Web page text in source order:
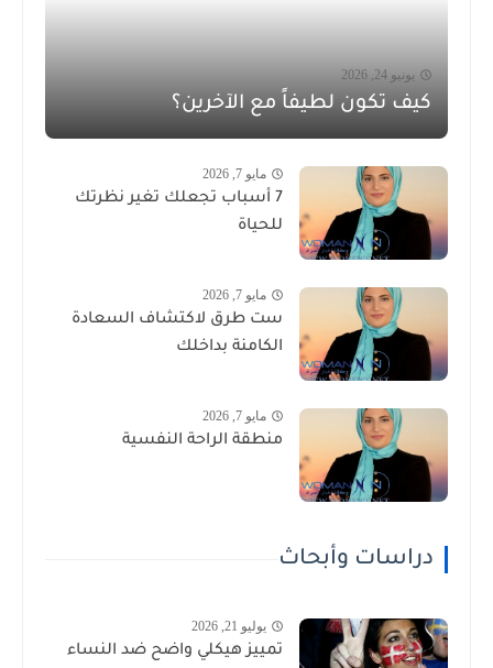
يونيو 24, 2026
كيف تكون لطيفاً مع الآخرين؟
مايو 7, 2026
7 أسباب تجعلك تغير نظرتك
للحياة
مايو 7, 2026
ست طرق لاكتشاف السعادة
الكامنة بداخلك
مايو 7, 2026
منطقة الراحة النفسية
دراسات وأبحاث
يوليو 21, 2026
تمييز هيكلي واضح ضد النساء